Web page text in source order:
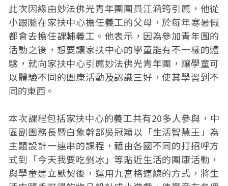
此次因緣由妙法佛光青年團團員江涵筠引薦，他從
小跟隨在家扶中心擔任義工的父母，於每年寒暑假
都會去擔任課輔義工。他表示，因為參加青年團的
活動之後，想要讓家扶中心的學童能有不一樣的體
驗，就向家扶中心引薦妙法佛光青年團，讓學童可
以體驗不同的團康活動及認識三好，使其學習到不
同的東西。
本次課程包括家扶中心的義工共有20多人參與，中
區副團務長暨白象幹部吳冠穎以「生活智慧王」為
主題設計一連串的課程，藉由各國不同的打招呼方
式到「今天我要吃剉冰」等貼近生活的團康活動，
與學童建立默契後，運用九宮格連線的方式，將生